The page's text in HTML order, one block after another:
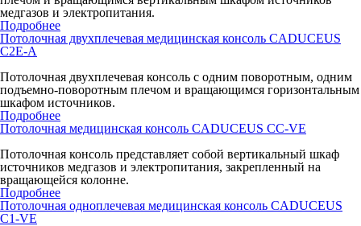
медгазов и электропитания.
Подробнее
Потолочная двухплечевая медицинская консоль CADUCEUS
C2E-A
Потолочная двухплечевая консоль с одним поворотным, одним
подъемно-поворотным плечом и вращающимся горизонтальным
шкафом источников.
Подробнее
Потолочная медицинская консоль CADUCEUS CC-VE
Потолочная консоль представляет собой вертикальный шкаф
источников медгазов и электропитания, закрепленный на
вращающейся колонне.
Подробнее
Потолочная одноплечевая медицинская консоль CADUCEUS
C1-VE